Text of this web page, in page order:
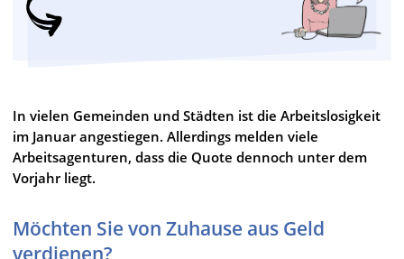
In vielen Gemeinden und Städten ist die Arbeitslosigkeit
im Januar angestiegen. Allerdings melden viele
Arbeitsagenturen, dass die Quote dennoch unter dem
Vorjahr liegt.
Möchten Sie von Zuhause aus Geld
verdienen?